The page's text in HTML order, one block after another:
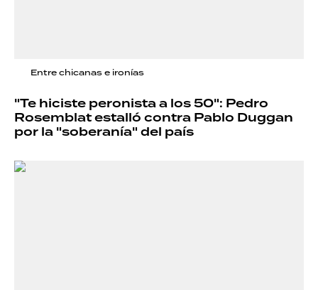
Entre chicanas e ironías
"Te hiciste peronista a los 50": Pedro
Rosemblat estalló contra Pablo Duggan
por la "soberanía" del país